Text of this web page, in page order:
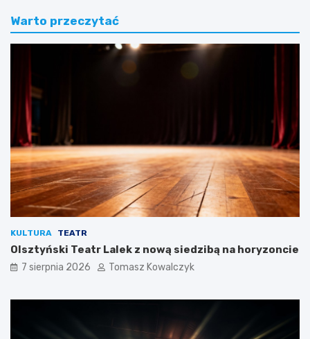
Warto przeczytać
KULTURA TEATR
Olsztyński Teatr Lalek z nową siedzibą na horyzoncie
7 sierpnia 2026 Tomasz Kowalczyk